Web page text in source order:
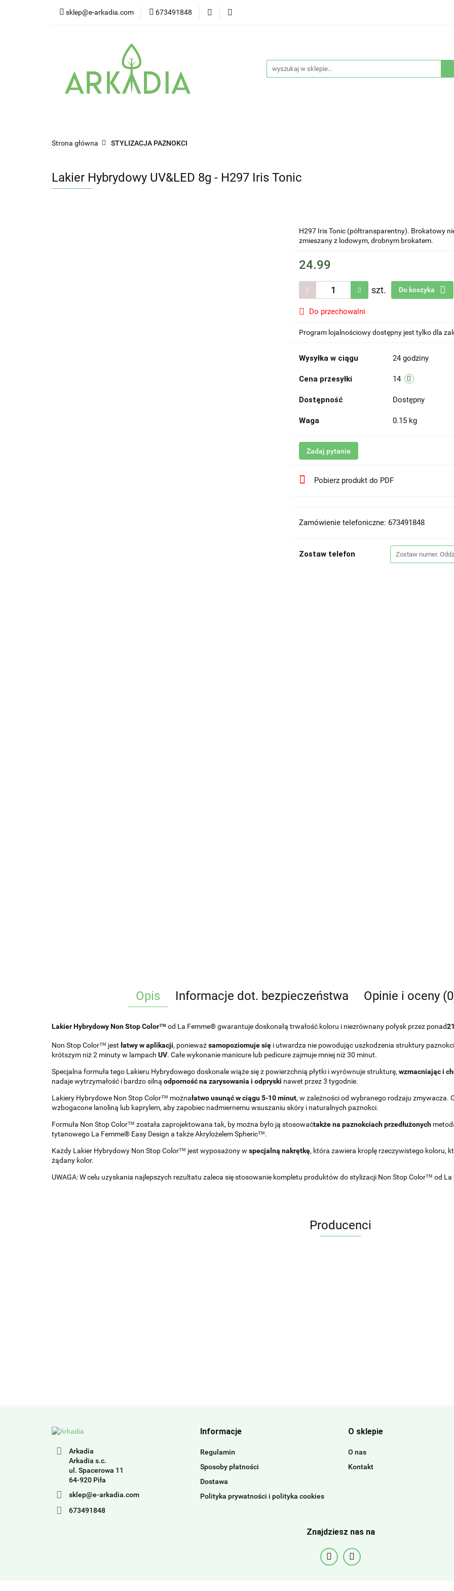
sklep@e-arkadia.com 673491848
Kategorie Producenci
Strona główna STYLIZACJA PAZNOKCI
Lakier Hybrydowy UV&LED 8g - H297 Iris Tonic
H297 Iris Tonic (półtransparentny). Brokatowy
zmieszany z lodowym, drobnym brokatem.
24.99
szt. Do koszyka
Do przechowalni
Program lojalnościowy dostępny jest tylko dla
Wysyłka w ciągu 24 godziny
Cena przesyłki 14
Dostępność Dostępny
Waga 0.15 kg
Zadaj pytanie
Pobierz produkt do PDF
Zamówienie telefoniczne: 673491848
Zostaw telefon
Opis Informacje dot. bezpieczeństwa Opinie i oceny
Lakier Hybrydowy Non Stop Color™od La Femme® gwarantuje doskonałą trwałość koloru i niezrównany połysk przez ponad
Non Stop Color™ jest łatwy w aplikacji, ponieważsamopoziomuje się i utwardza nie powodując uszkodzenia struktury
krótszym niż 2 minuty w lampach UV. Całe wykonanie manicure lub pedicure zajmuje mniej niż 30 minut.
Specjalna formuła tego Lakieru Hybrydowego doskonale wiąże się z powierzchnią płytki i wyrównuje strukturę, wzmacniając i
nadaje wytrzymałość i bardzo silną odporność na zarysowania i odpryski nawet przez 3 tygodnie.
Lakiery Hybrydowe Non Stop Color™ możnałatwo usunąć w ciągu 5-10 minut, w zależności od wybranego rodzaju zmywacza.
wzbogacone lanoliną lub kaprylem, aby zapobiec nadmiernemu wsuszaniu skóry i naturalnych paznokci.
Formuła Non Stop Color™ została zaprojektowana tak, by można było ją stosowaćtakże na paznokciach przedłużonych
tytanowego La Femme® Easy Design a także Akrylożelem Spheric™.
Każdy Lakier Hybrydowy Non Stop Color™ jest wyposażony w specjalną nakrętkę, która zawiera kroplę rzeczywistego koloru,
żądany kolor.
UWAGA: W celu uzyskania najlepszych rezultatu zaleca się stosowanie kompletu produktów do stylizacji Non Stop Color™ od
Producenci
Arkadia
Arkadia s.c.
ul. Spacerowa 11
64-920 Piła
sklep@e-arkadia.com
673491848
Informacje
Regulamin
Sposoby płatności
Dostawa
Polityka prywatności i polityka cookies
O sklepie
O nas
Kontakt
Znajdziesz nas na